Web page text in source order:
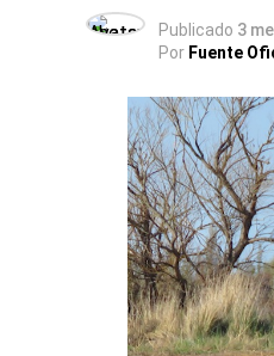
Publicado 3
Por Fuente